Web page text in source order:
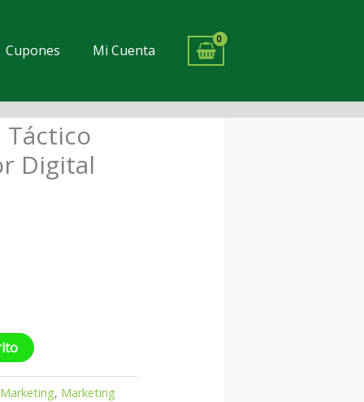
Cupones Mi Cuenta
Táctico
Digital
Marketing, Marketing